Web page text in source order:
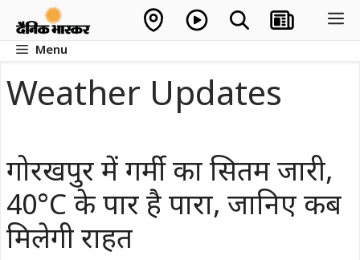
contentMenu
Weather Updates
गोरखपुर में गर्मी का सितम जारी,
40°C के पार है पारा, जानिए कब
मिलेगी राहत